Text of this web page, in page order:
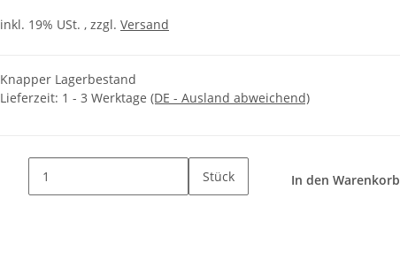
inkl. 19% USt. , zzgl. Versand
Knapper Lagerbestand
Lieferzeit: 1 - 3 Werktage (DE - Ausland abweichend)
Stück In den Warenkorb